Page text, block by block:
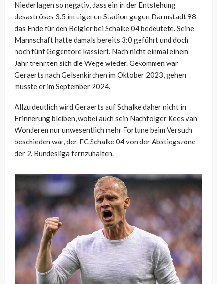
Niederlagen so negativ, dass ein in der Entstehung
desaströses 3:5 im eigenen Stadion gegen Darmstadt 98
das Ende für den Belgier bei Schalke 04 bedeutete. Seine
Mannschaft hatte damals bereits 3:0 geführt und doch
noch fünf Gegentore kassiert. Nach nicht einmal einem
Jahr trennten sich die Wege wieder. Gekommen war
Geraerts nach Gelsenkirchen im Oktober 2023, gehen
musste er im September 2024.
Allzu deutlich wird Geraerts auf Schalke daher nicht in
Erinnerung bleiben, wobei auch sein Nachfolger Kees van
Wonderen nur unwesentlich mehr Fortune beim Versuch
beschieden war, den FC Schalke 04 von der Abstiegszone
der 2. Bundesliga fernzuhalten.